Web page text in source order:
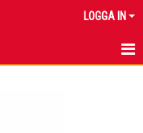
LOGGA IN